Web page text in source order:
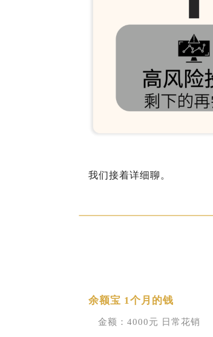
我们接着详细聊。
余额宝 1个月的钱
金额：4000元 日常花销